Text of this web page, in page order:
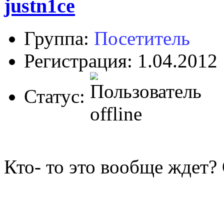
justn1ce
Группа: Посетитель
Регистрация: 1.04.2012
Статус:
Кто- то это вообще